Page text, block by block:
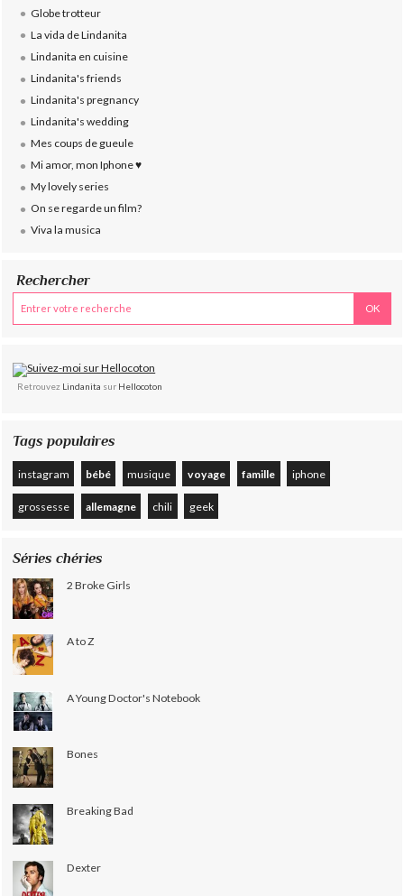
Globe trotteur
La vida de Lindanita
Lindanita en cuisine
Lindanita's friends
Lindanita's pregnancy
Lindanita's wedding
Mes coups de gueule
Mi amor, mon Iphone ♥
My lovely series
On se regarde un film?
Viva la musica
Rechercher
Retrouvez Lindanita sur Hellocoton
Tags populaires
instagram bébé musique voyage famille iphone
grossesse allemagne chili geek
Séries chéries
2 Broke Girls
A to Z
A Young Doctor's Notebook
Bones
Breaking Bad
Dexter